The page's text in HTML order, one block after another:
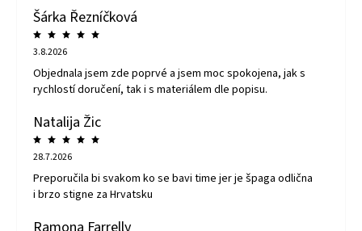
Šárka Řezníčková
3.8.2026
Objednala jsem zde poprvé a jsem moc spokojena, jak s
rychlostí doručení, tak i s materiálem dle popisu.
Natalija Žic
28.7.2026
Preporučila bi svakom ko se bavi time jer je špaga odlična
i brzo stigne za Hrvatsku